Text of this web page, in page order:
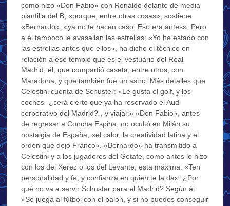
como hizo «Don Fabio» con Ronaldo delante de media
plantilla del B, «porque, entre otras cosas», sostiene
«Bernardo», «ya no te hacen caso. Eso era antes». Pero
a él tampoco le avasallan las estrellas: «Yo he estado con
las estrellas antes que ellos», ha dicho el técnico en
relación a ese templo que es el vestuario del Real
Madrid; él, que compartió caseta, entre otros, con
Maradona, y que también fue un astro. Más detalles que
Celestini cuenta de Schuster: «Le gusta el golf, y los
coches -¿será cierto que ya ha reservado el Audi
corporativo del Madrid?-, y viajar.» «Don Fabio», antes
de regresar a Concha Espina, no ocultó en Milán su
nostalgia de España, «el calor, la creatividad latina y el
orden que dejó Franco». «Bernardo» ha transmitido a
Celestini y a los jugadores del Getafe, como antes lo hizo
con los del Xerez o los del Levante, esta máxima: «Ten
personalidad y fe, y confianza en quien te la da». ¿Por
qué no va a servir Schuster para el Madrid? Según él:
«Se juega al fútbol con el balón, y si no puedes conseguir